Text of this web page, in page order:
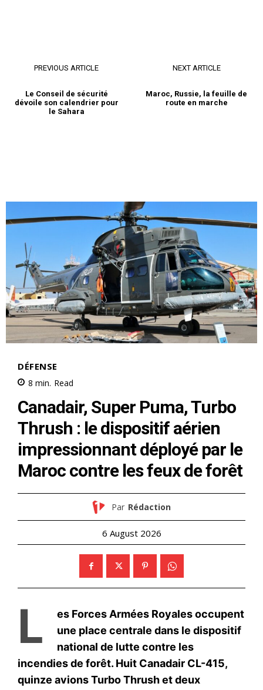
PREVIOUS ARTICLE
Le Conseil de sécurité
dévoile son calendrier pour
le Sahara
NEXT ARTICLE
Maroc, Russie, la feuille de
route en marche